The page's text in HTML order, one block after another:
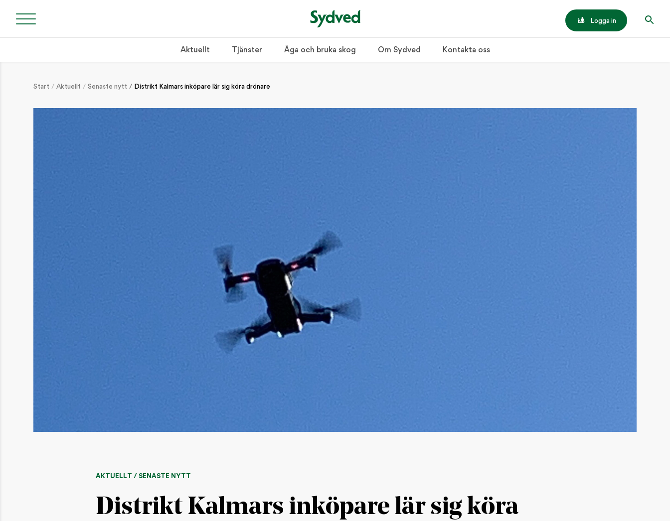
Logga in
Aktuellt Tjänster Äga och bruka skog Om Sydved Kontakta oss
Start Aktuellt Senaste nytt Distrikt Kalmars inköpare lär sig köra drönare
AKTUELLT / SENASTE NYTT
Distrikt Kalmars inköpare lär sig köra